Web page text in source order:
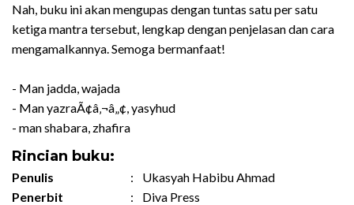
Nah, buku ini akan mengupas dengan tuntas satu per satu
ketiga mantra tersebut, lengkap dengan penjelasan dan cara
mengamalkannya. Semoga bermanfaat!
- Man jadda, wajada
- Man yazraÃ¢â‚¬â„¢, yasyhud
- man shabara, zhafira
Rincian buku:
Penulis :
Ukasyah Habibu Ahmad
Penerbit
:
Diva Press